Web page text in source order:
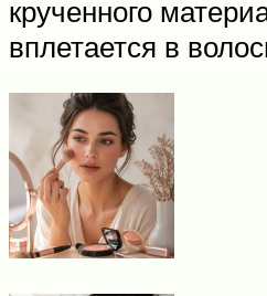
крученного
вплетается в